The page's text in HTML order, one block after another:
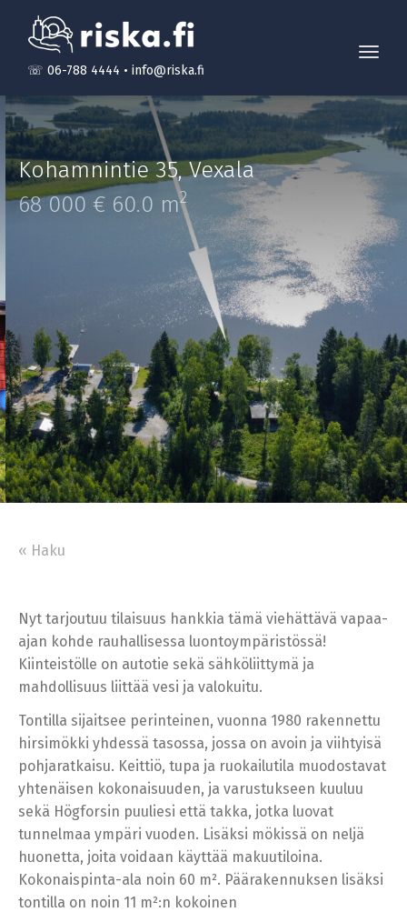
☏ 06-788 4444 • info@riska.fi
Kohamnintie 35,Vexala
68 000 € 60.0 m2
« Haku
Nyt tarjoutuu tilaisuus hankkia tämä viehättävä vapaa-
ajan kohde rauhallisessa luontoympäristössä!
Kiinteistölle on autotie sekä sähköliittymä ja
mahdollisuus liittää vesi ja valokuitu.
Tontilla sijaitsee perinteinen, vuonna 1980 rakennettu
hirsimökki yhdessä tasossa, jossa on avoin ja viihtyisä
pohjaratkaisu. Keittiö, tupa ja ruokailutila muodostavat
yhtenäisen kokonaisuuden, ja varustukseen kuuluu
sekä Högforsin puuliesi että takka, jotka luovat
tunnelmaa ympäri vuoden. Lisäksi mökissä on neljä
huonetta, joita voidaan käyttää makuutiloina.
Kokonaispinta-ala noin 60 m². Päärakennuksen lisäksi
tontilla on noin 11 m²:n kokoinen